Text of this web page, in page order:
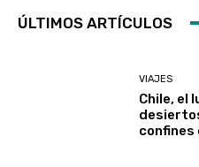
ÚLTIMOS ARTÍCULOS
VIAJES
Chile, el
confines